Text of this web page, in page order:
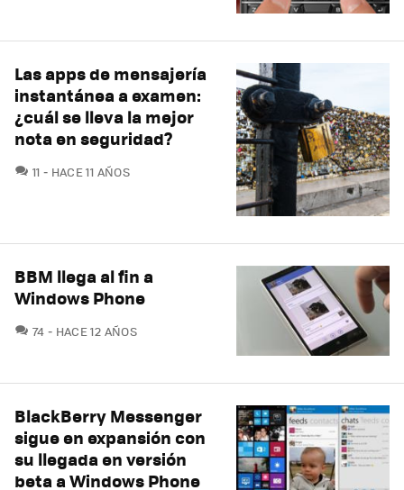
Las apps de mensajería
instantánea a examen:
¿cuál se lleva la mejor
nota en seguridad?
11 COMENTARIOS
HACE 11 AÑOS
BBM llega al fin a
Windows Phone
74 COMENTARIOS
HACE 12 AÑOS
BlackBerry Messenger
sigue en expansión con
su llegada en versión
beta a Windows Phone